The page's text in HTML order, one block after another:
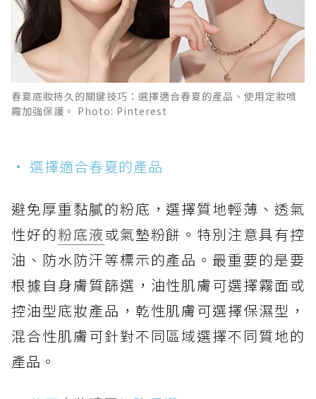
春夏底妝持久的關鍵技巧：選擇適合春夏的產品、使用定妝噴
霧加強保護。 Photo: Pinterest
• 選擇適合春夏的產品
避免厚重黏膩的粉底，選擇質地輕薄、透氣
性好的粉底液或氣墊粉餅。特別注意具有控
油、防水防汗等標示的產品。最重要的是要
根據自身膚質篩選，油性肌膚可選擇霧面或
控油型底妝產品，乾性肌膚可選擇保濕型，
混合性肌膚可針對不同區域選擇不同質地的
產品。